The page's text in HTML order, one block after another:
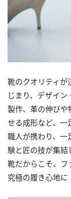
靴のクオリティが
じまり、デザイ
製作、革の伸びや
せる成形など、一
職人が携わり、一
験と匠の技が集結
靴だからこそ、フ
究極の履き心地に